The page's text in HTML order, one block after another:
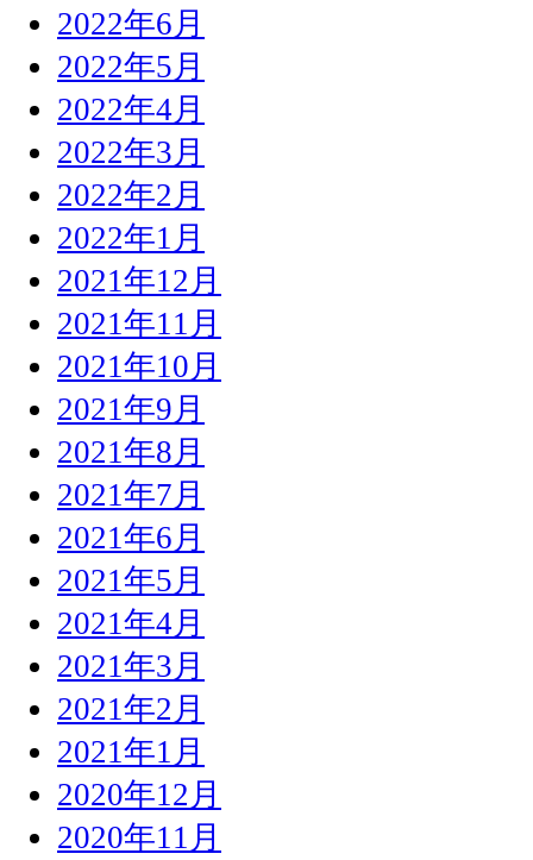
2022年6月
2022年5月
2022年4月
2022年3月
2022年2月
2022年1月
2021年12月
2021年11月
2021年10月
2021年9月
2021年8月
2021年7月
2021年6月
2021年5月
2021年4月
2021年3月
2021年2月
2021年1月
2020年12月
2020年11月